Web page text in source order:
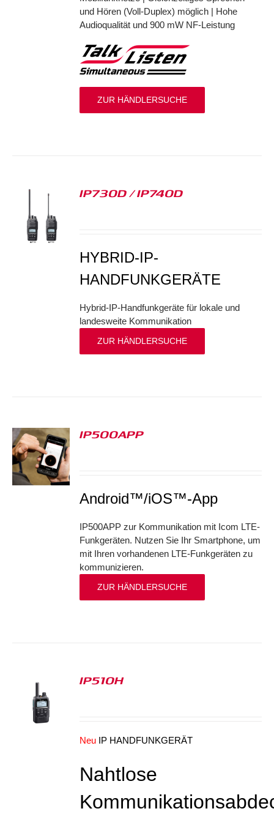
und Hören (Voll-Duplex) möglich | Hohe
Audioqualität und 900 mW NF-Leistung
ZUR HÄNDLERSUCHE
IP730D / IP740D
HYBRID-IP-
HANDFUNKGERÄTE
Hybrid-IP-Handfunkgeräte für lokale und
landesweite Kommunikation
ZUR HÄNDLERSUCHE
IP500APP
Android™/iOS™-App
IP500APP zur Kommunikation mit Icom LTE-
Funkgeräten. Nutzen Sie Ihr Smartphone, um
mit Ihren vorhandenen LTE-Funkgeräten zu
kommunizieren.
ZUR HÄNDLERSUCHE
IP510H
Neu IP HANDFUNKGERÄT
Nahtlose